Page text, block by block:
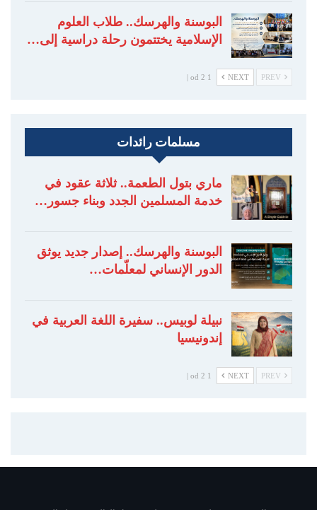
البوسنة والهرسك.. طلاب العلوم
الإسلامية يختتمون رحلة دراسية إلى…
NEXT
1 od 2 |
مسلمات رائدات
ماري بتول الطعمة.. ثلاثة عقود في
خدمة المسلمين الجدد وبناء جسور…
البوسنة والهرسك.. إصدار جديد يوثق
الدور الإنساني لمعلّمات…
نبيلة لوبيس.. سفيرة اللغة العربية في
إندونيسيا
NEXT
1 od 2 |